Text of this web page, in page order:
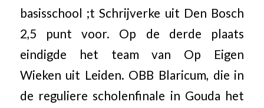
basisschool ;t Schrijverke uit Den Bosch
2,5 punt voor. Op de derde plaats
eindigde het team van Op Eigen
Wieken uit Leiden. OBB Blaricum, die in
de reguliere scholenfinale in Gouda het